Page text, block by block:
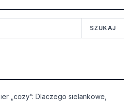
SZUKAJ
„cozy”: Dlaczego sielankowe,